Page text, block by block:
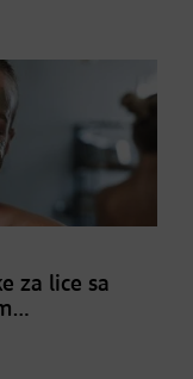
za lice sa